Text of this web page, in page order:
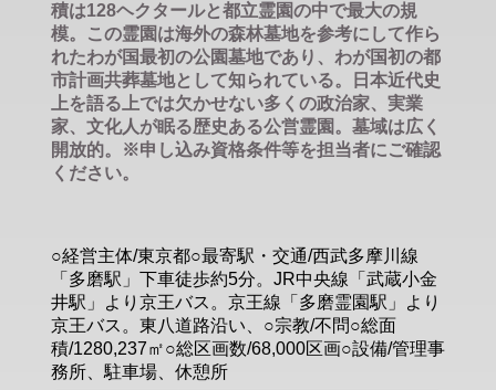
積は128ヘクタールと都立霊園の中で最大の規
模。この霊園は海外の森林墓地を参考にして作ら
れたわが国最初の公園墓地であり、わが国初の都
市計画共葬墓地として知られている。日本近代史
上を語る上では欠かせない多くの政治家、実業
家、文化人が眠る歴史ある公営霊園。墓域は広く
開放的。※申し込み資格条件等を担当者にご確認
ください。
○経営主体/東京都○最寄駅・交通/西武多摩川線
「多磨駅」下車徒歩約5分。JR中央線「武蔵小金
井駅」より京王バス。京王線「多磨霊園駅」より
京王バス。東八道路沿い、○宗教/不問○総面
積/1280,237㎡○総区画数/68,000区画○設備/管理事
務所、駐車場、休憩所